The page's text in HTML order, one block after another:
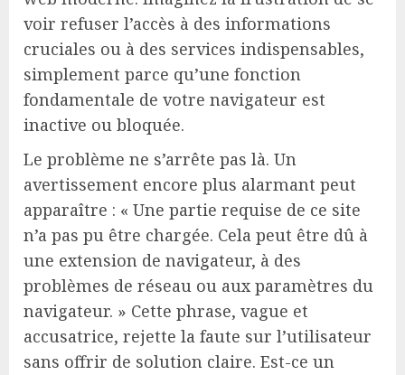
voir refuser l’accès à des informations
cruciales ou à des services indispensables,
simplement parce qu’une fonction
fondamentale de votre navigateur est
inactive ou bloquée.
Le problème ne s’arrête pas là. Un
avertissement encore plus alarmant peut
apparaître : « Une partie requise de ce site
n’a pas pu être chargée. Cela peut être dû à
une extension de navigateur, à des
problèmes de réseau ou aux paramètres du
navigateur. » Cette phrase, vague et
accusatrice, rejette la faute sur l’utilisateur
sans offrir de solution claire. Est-ce un